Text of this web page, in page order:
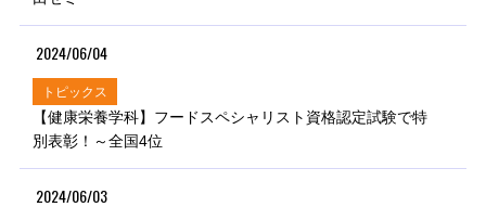
2024/06/04
トピックス
【健康栄養学科】フードスペシャリスト資格認定試験で特
別表彰！～全国4位
2024/06/03